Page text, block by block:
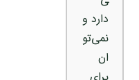
دارد و
نمی‌تو
ان